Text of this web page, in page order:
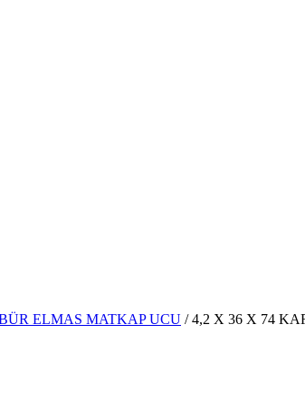
ELMAS MATKAP UCU / 4,2 X 36 X 74